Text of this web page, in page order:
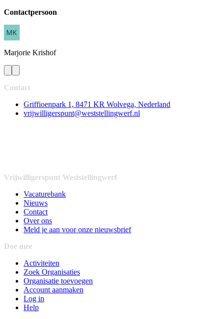
Contactpersoon
Marjorie Krishof
Contact
Griffioenpark 1, 8471 KR Wolvega, Nederland
vrijwilligerspunt@weststellingwerf.nl
Vrijwilligerspunt Weststellingwerf
Vacaturebank
Nieuws
Contact
Over ons
Meld je aan voor onze nieuwsbrief
Doe mee
Activiteiten
Zoek Organisaties
Organisatie toevoegen
Account aanmaken
Log in
Help